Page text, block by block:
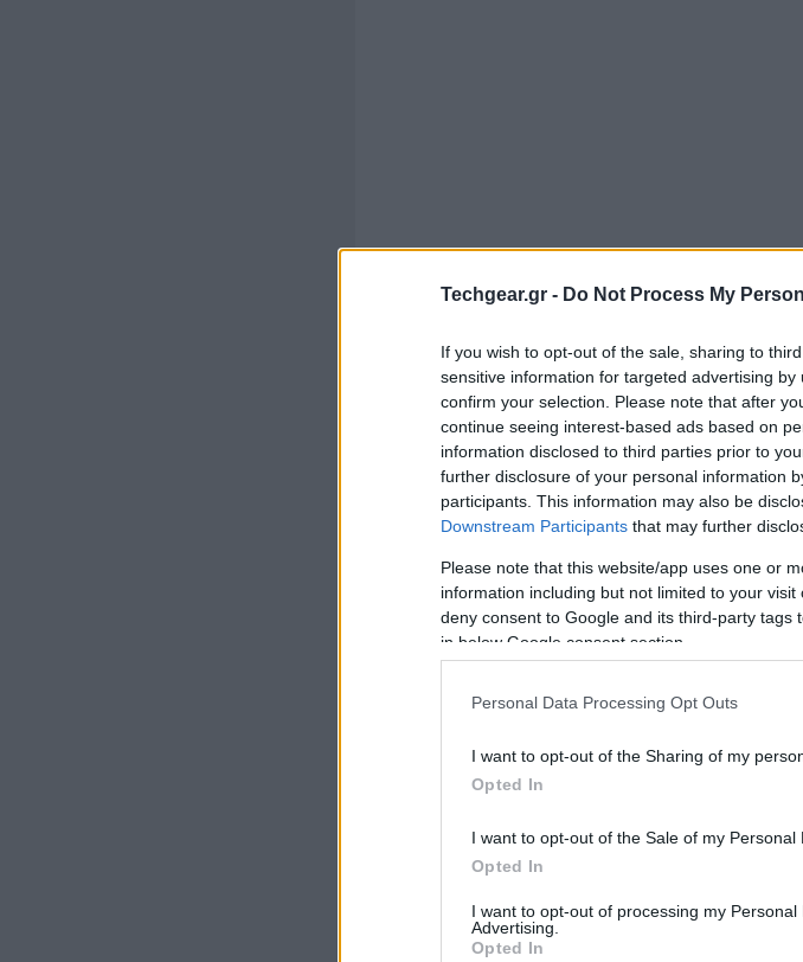
Techgear.gr - Do Not Process My
If you wish to opt-out of the sale, sharing to
sensitive information for targeted advertising
confirm your selection. Please note that after
continue seeing interest-based ads based on
information disclosed to third parties prior to
further disclosure of your personal information
participants. This information may also be
Downstream Participants that may further
Please note that this website/app uses one or
information including but not limited to your
deny consent to Google and its third-party
in below Google consent section.
Personal Data Processing Opt Outs
I want to opt-out of the Sharing of my
Opted In
I want to opt-out of the Sale of my Personal
Opted In
I want to opt-out of processing my Personal
Advertising.
Opted In